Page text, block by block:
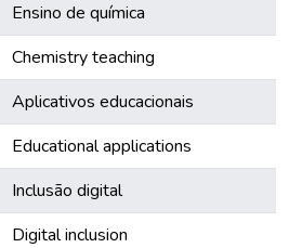
Ensino de química
Chemistry teaching
Aplicativos educacionais
Educational applications
Inclusão digital
Digital inclusion